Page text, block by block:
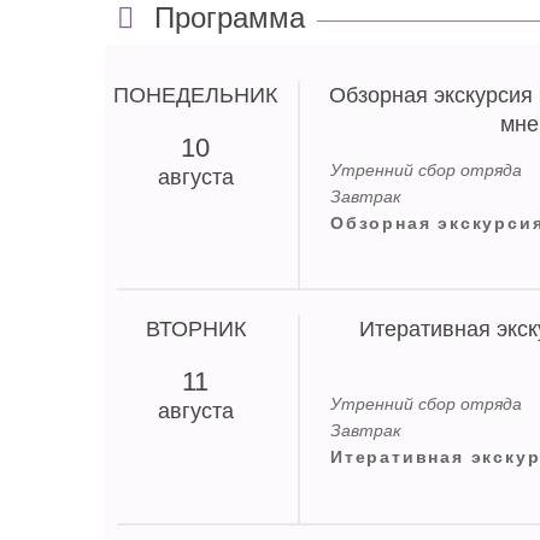
Программа
ПОНЕДЕЛЬНИК
10
августа
Обзорная
Утренний сбор отряда
Завтрак
Обзорная
В 20-е годы XX века
Каникуляров ждёт
а также макет
космической еды и
Обед
Лекция-квиз
Мастерил кукольные
увлекался фокусами, не
ВТОРНИК
11
августа
Итеративная
Утренний сбор отряда
Завтрак
Итеративная
А вы знали, что когда-то
буквой? Во время